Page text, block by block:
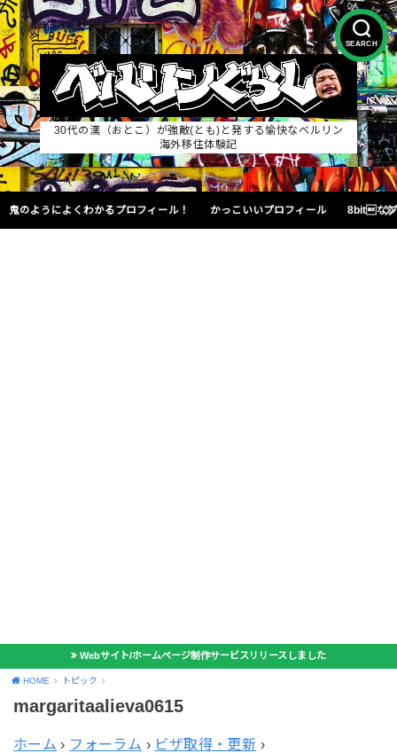
SEARCH
30代の漢（おとこ）が強敵(とも)と発する愉快なベルリン
海外移住体験記
鬼のようによくわかるプロフィール！ かっこいいプロフィール 8bitな
Webサイト/ホームページ制作サービスリリースしました
HOME トピック
margaritaalieva0615
ホーム › フォーラム › ビザ取得・更新 ›